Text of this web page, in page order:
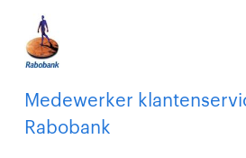
Medewerker
Rabobank